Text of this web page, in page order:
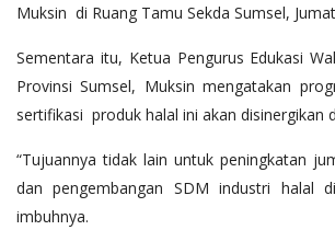
Muksin di Ruang Tamu Sekda Sumsel,
Sementara itu, Ketua Pengurus Edukasi
Provinsi Sumsel, Muksin mengatakan
sertifikasi produk halal ini akan disinergikan
“Tujuannya tidak lain untuk peningkatan
dan pengembangan SDM industri halal
imbuhnya.